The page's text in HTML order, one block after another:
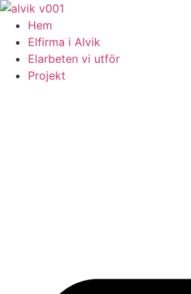
Skip
content
Hem
Elfirma i Alvik
Elarbeten vi utför
Projekt